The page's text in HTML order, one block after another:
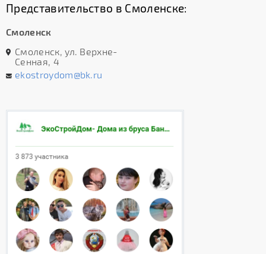
Представительство в Смоленске:
Смоленск
Смоленск, ул. Верхне-
Сенная, 4
ekostroydom@bk.ru